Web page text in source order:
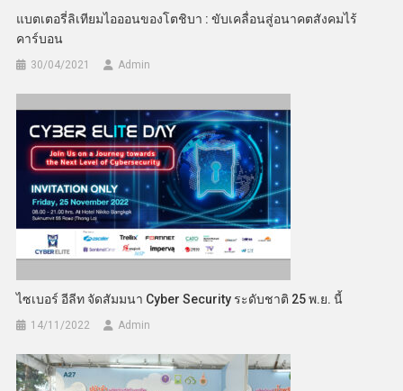
แบตเตอรี่ลิเทียมไอออนของโตชิบา : ขับเคลื่อนสู่อนาคตสังคมไร้
คาร์บอน
30/04/2021 Admin
ไซเบอร์ อีลีท จัดสัมมนา Cyber Security ระดับชาติ 25 พ.ย. นี้
14/11/2022 Admin